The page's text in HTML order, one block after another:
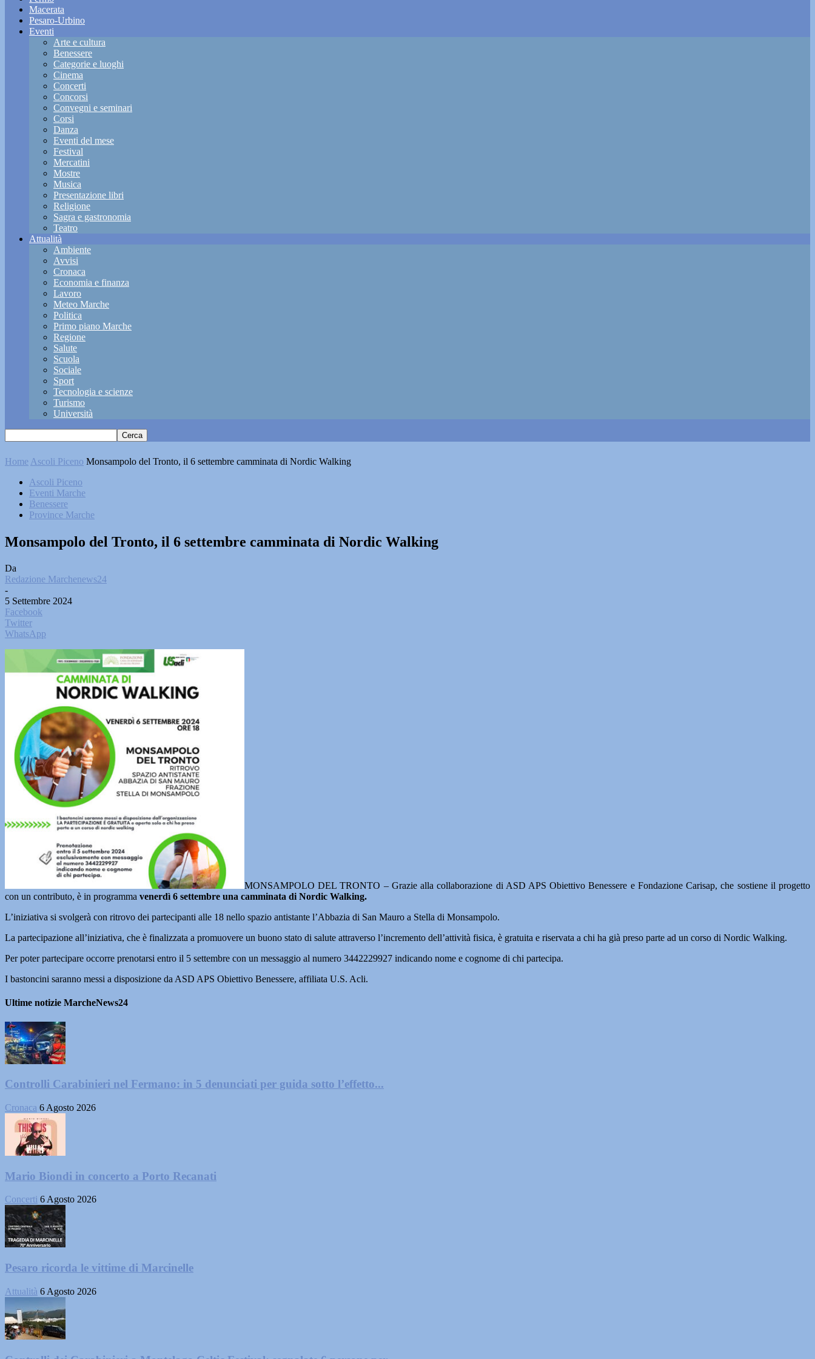
Macerata
Pesaro-Urbino
Eventi
Arte e cultura
Benessere
Categorie e luoghi
Cinema
Concerti
Concorsi
Convegni e seminari
Corsi
Danza
Eventi del mese
Festival
Mercatini
Mostre
Musica
Presentazione libri
Religione
Sagra e gastronomia
Teatro
Attualità
Ambiente
Avvisi
Cronaca
Economia e finanza
Lavoro
Meteo Marche
Politica
Primo piano Marche
Regione
Salute
Scuola
Sociale
Sport
Tecnologia e scienze
Turismo
Università
Home Ascoli Piceno Monsampolo del Tronto, il 6 settembre camminata di Nordic Walking
Ascoli Piceno
Eventi Marche
Benessere
Province Marche
Monsampolo del Tronto, il 6 settembre camminata di Nordic Walking
Da
Redazione Marchenews24
-
5 Settembre 2024
Facebook
Twitter
WhatsApp
MONSAMPOLO DEL TRONTO – Grazie alla collaborazione di ASD APS Obiettivo Benessere e Fondazione Carisap, che sostiene il progetto
con un contributo, è in programma venerdì 6 settembre una camminata di Nordic Walking.
L’iniziativa si svolgerà con ritrovo dei partecipanti alle 18 nello spazio antistante l’Abbazia di San Mauro a Stella di Monsampolo.
La partecipazione all’iniziativa, che è finalizzata a promuovere un buono stato di salute attraverso l’incremento dell’attività fisica, è gratuita e riservata a chi ha già preso parte ad un corso di Nordic Walking.
Per poter partecipare occorre prenotarsi entro il 5 settembre con un messaggio al numero 3442229927 indicando nome e cognome di chi partecipa.
I bastoncini saranno messi a disposizione da ASD APS Obiettivo Benessere, affiliata U.S. Acli.
Ultime notizie MarcheNews24
Controlli Carabinieri nel Fermano: in 5 denunciati per guida sotto l’effetto...
Cronaca 6 Agosto 2026
Mario Biondi in concerto a Porto Recanati
Concerti 6 Agosto 2026
Pesaro ricorda le vittime di Marcinelle
Attualità 6 Agosto 2026